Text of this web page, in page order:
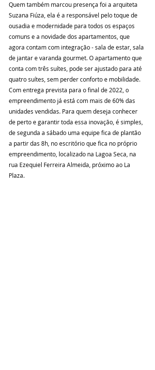
Quem também marcou presença foi a arquiteta
Suzana Fiúza, ela é a responsável pelo toque de
ousadia e modernidade para todos os espaços
comuns e a novidade dos apartamentos, que
agora contam com integração - sala de estar, sala
de jantar e varanda gourmet. O apartamento que
conta com três suítes, pode ser ajustado para até
quatro suítes, sem perder conforto e mobilidade.
Com entrega prevista para o final de 2022, o
empreendimento já está com mais de 60% das
unidades vendidas. Para quem deseja conhecer
de perto e garantir toda essa inovação, é simples,
de segunda a sábado uma equipe fica de plantão
a partir das 8h, no escritório que fica no próprio
empreendimento, localizado na Lagoa Seca, na
rua Ezequiel Ferreira Almeida, próximo ao La
Plaza.